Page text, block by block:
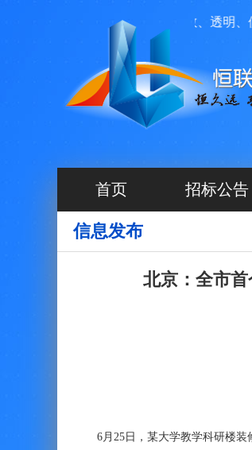
运营管理，我们本着高效、透明、便捷
首页 招标公告
信息发布
北京：全市
6月25日，某大学教学科研楼